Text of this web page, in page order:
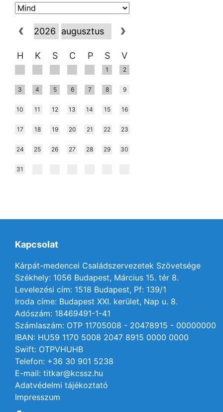
H K S C P S V
1 2
3 4 5 6 7 8 9
10 11 12 13 14 15 16
17 18 19 20 21 22 23
24 25 26 27 28 29 30
31
Kapcsolat
Kárpát-medencei Családszervezetek Szövetsége
Székhely: 1056 Budapest, Március 15. tér 8.
Levelezési cím: 1518 Budapest, Pf: 139/1
Iroda címe: Budapest XXI. kerület, Nap u. 8.
Adószám: 18469491-1-41
Számlaszám: OTP 11705008 - 20478915 - 00000000
IBAN: HU59 1170 5008 2047 8915 0000 0000
Swift: OTPVHUHB
Telefon: +36 30 901 5238
E-mail: titkar@kcssz.hu
Adatvédelmi tájékoztató
Impresszum